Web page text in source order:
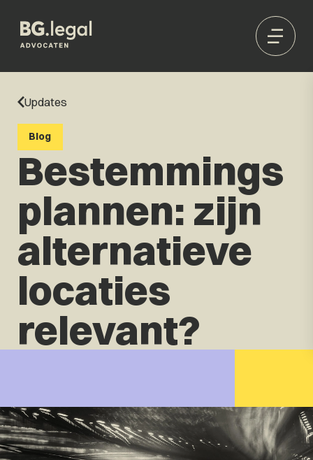
Updates
Blog
Bestemmings
plannen: zijn
alternatieve
locaties
relevant?